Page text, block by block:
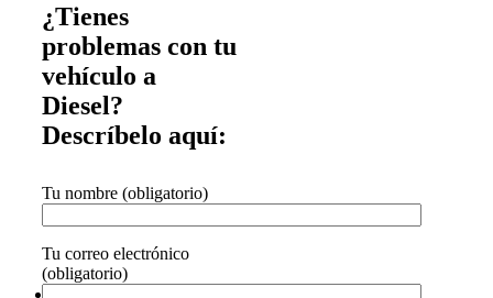
¿Tienes
problemas con tu
vehículo a
Diesel?
Descríbelo aquí:
Tu nombre (obligatorio)
Tu correo electrónico
(obligatorio)